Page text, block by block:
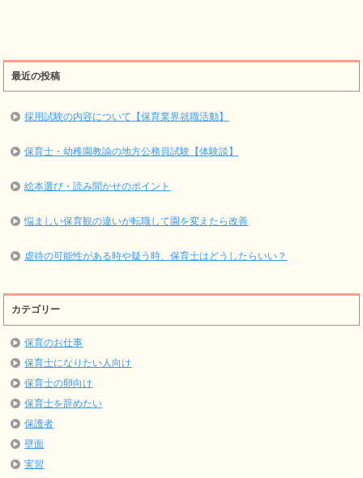
最近の投稿
採用試験の内容について【保育業界就職活動】
保育士・幼稚園教諭の地方公務員試験【体験談】
絵本選び・読み聞かせのポイント
悩ましい保育観の違いが転職して園を変えたら改善
虐待の可能性がある時や疑う時、保育士はどうしたらいい？
カテゴリー
保育のお仕事
保育士になりたい人向け
保育士の卵向け
保育士を辞めたい
保護者
壁面
実習